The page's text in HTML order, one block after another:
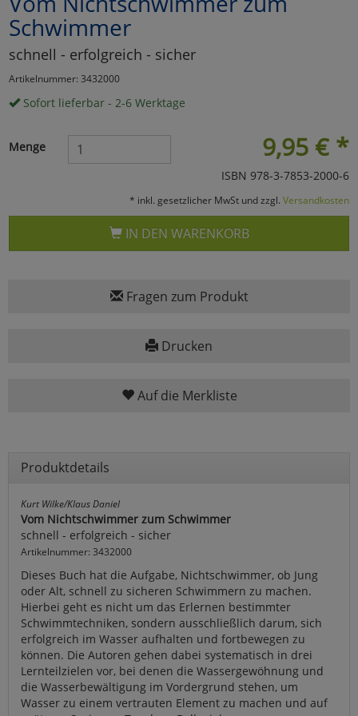
Schwimmer
schnell - erfolgreich - sicher
Artikelnummer: 3432000
Sofort lieferbar - 2-6 Werktage
9,95 € *
Menge
ISBN 978-3-7853-2000-6
* inkl. gesetzlicher MwSt und zzgl. Versandkosten
IN DEN WARENKORB
Fragen zum Produkt
Drucken
Auf die Merkliste
Produktdetails
Kurt Wilke/Klaus Daniel
Vom Nichtschwimmer zum Schwimmer
schnell - erfolgreich - sicher
Artikelnummer: 3432000
Dieses Buch hat die Aufgabe, Nichtschwimmer, ob Jung
oder Alt, schnell zu sicheren Schwimmern zu machen.
Hierbei geht es nicht um das Erlernen bestimmter
Schwimmtechniken, sondern ausschließlich darum, sich
erfolgreich im Wasser aufhalten und fortbewegen zu
können. Die Autoren gehen dabei systematisch in drei
Lernteilzielen vor, bei denen die Wassergewöhnung und
die Wasserbewältigung im Vordergrund stehen, um
Wasser zu einem vertrauten Element zu machen und auf
Marketing
Umfragetools
Cookies
Alle Akzeptieren
Cookies
Einstellungen speichern
zurückzu Haupptseite